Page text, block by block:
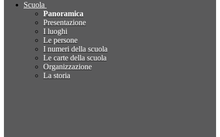
Scuola
Panoramica
Presentazione
I luoghi
Le persone
I numeri della scuola
Le carte della scuola
Organizzazione
La storia